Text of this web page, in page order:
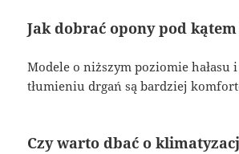
Jak dobrać opony pod
Modele o niższym poziomie hałasu
tłumieniu drgań są bardziej
Czy warto dbać o